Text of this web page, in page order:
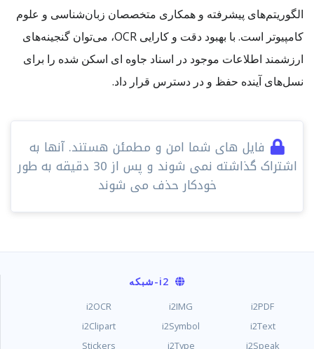
الگوریتم‌های پیشرفته و همکاری متخصصان زبان‌شناسی و علوم
کامپیوتر است. با بهبود دقت و کارایی OCR، می‌توان گنجینه‌های
ارزشمند اطلاعات موجود در اسناد جاوه ای اسکن شده را برای
نسل‌های آینده حفظ و در دسترس قرار داد.
فایل های شما امن و مطمئن هستند. آنها به
اشتراک گذاشته نمی شوند و پس از 30 دقیقه به طور
خودکار حذف می شوند
i2-شبکه
i2PDF
i2IMG
i2OCR
i2Text
i2Symbol
i2Clipart
i2Speak
i2Type
Stickers